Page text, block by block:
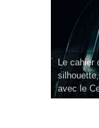
Le
avec le